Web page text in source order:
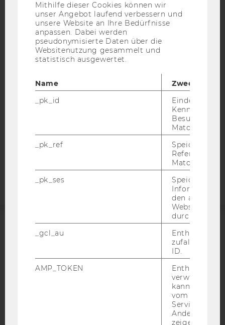
IMPRESSUM
BARRIEREFREIHEITSERKLÄRUNG WEBSEITE
DATENSCHUTZERKLÄRUNG SOCIAL MEDIA
DATENSCHUTZERKLÄRUNG
STUDIENBEWERBER*INNEN UND STUDIERENDE
Barrierefreiheitserklärung
ACCREDITED BY:
Mithilfe dieser Cookies können wir
unser Angebot laufend verbessern und
unsere Website an Ihre Bedürfnisse
anpassen. Dabei werden
pseudonymisierte Daten über die
Websitenutzung gesammelt und
statistisch ausgewertet.
Name
Zweck
_pk_id
Eindeutige
Besuchers
Matomo.
_pk_ref
Speicherung
Referrers
Matomo.
_pk_ses
Speicherung
den aktuellen
durch
_gcl_au
Enthält eine
ID.
AMP_TOKEN
Enthält ein
verwendet
kann, um
vom AMP-
Service
Andere
zeigen Opt-